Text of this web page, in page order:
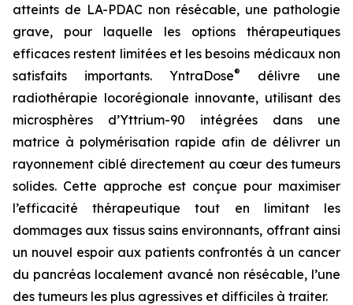
atteints de LA-PDAC non résécable, une pathologie
grave, pour laquelle les options thérapeutiques
efficaces restent limitées et les besoins médicaux non
satisfaits importants. YntraDose®
délivre une
radiothérapie locorégionale innovante, utilisant des
microsphères d’Yttrium-90 intégrées dans une
matrice à polymérisation rapide afin de délivrer un
rayonnement ciblé directement au cœur des tumeurs
solides. Cette approche est conçue pour maximiser
l’efficacité thérapeutique tout en limitant les
dommages aux tissus sains environnants, offrant ainsi
un nouvel espoir aux patients confrontés à un cancer
du pancréas localement avancé non résécable, l’une
des tumeurs les plus agressives et difficiles à traiter.